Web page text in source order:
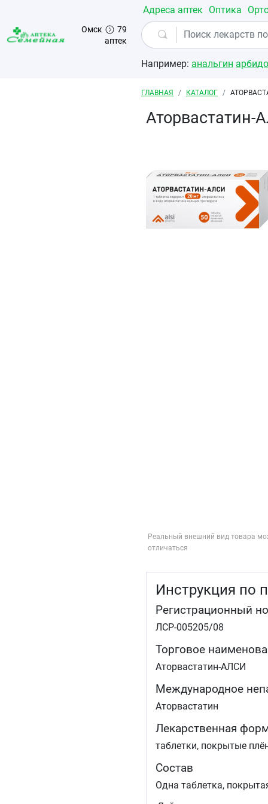
Перейти к основному содержанию
Омск
79
аптек
Адреса аптек Оптика
Например: анальгин
Строка навигации
ГЛАВНАЯ КАТАЛОГ
Аторвастатин-
Реальный внешний вид товара
отличаться
Инструкция по
Регистрационный
ЛСР-005205/08
Торговое
Аторвастатин-АЛСИ
Международное
Аторвастатин
Лекарственная
таблетки, покрытые
Состав
Одна таблетка,